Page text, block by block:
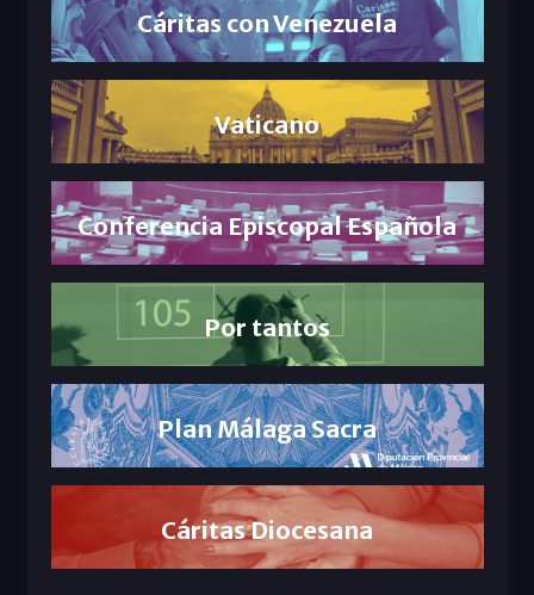
Cáritas con Venezuela
Vaticano
Conferencia Episcopal Española
Por tantos
Plan Málaga Sacra
Cáritas Diocesana